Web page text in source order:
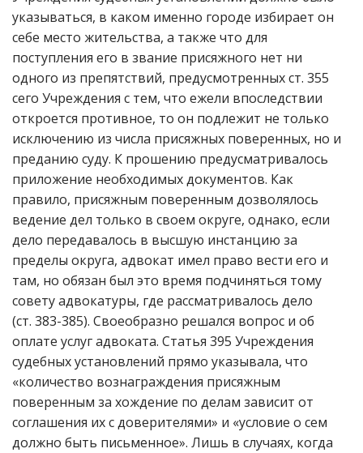
указываться, в каком именно городе избирает он
себе место жительства, а также что для
поступления его в звание присяжного нет ни
одного из препятствий, предусмотренных ст. 355
сего Учреждения с тем, что ежели впоследствии
откроется противное, то он подлежит не только
исключению из числа присяжных поверенных, но и
преданию суду. К прошению предусматривалось
приложение необходимых документов. Как
правило, присяжным поверенным дозволялось
ведение дел только в своем округе, однако, если
дело передавалось в высшую инстанцию за
пределы округа, адвокат имел право вести его и
там, но обязан был это время подчиняться тому
совету адвокатуры, где рассматривалось дело
(ст. 383-385). Своеобразно решался вопрос и об
оплате услуг адвоката. Статья 395 Учреждения
судебных установлений прямо указывала, что
«количество вознаграждения присяжным
поверенным за хождение по делам зависит от
соглашения их с доверителями» и «условие о сем
должно быть письменное». Лишь в случаях, когда